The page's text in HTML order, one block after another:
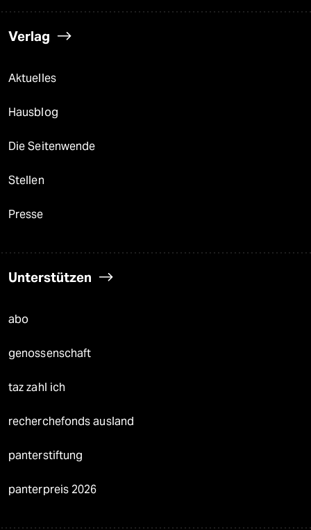
Verlag
Aktuelles
Hausblog
Die Seitenwende
Stellen
Presse
Unterstützen
abo
genossenschaft
taz zahl ich
recherchefonds ausland
panterstiftung
panterpreis 2026